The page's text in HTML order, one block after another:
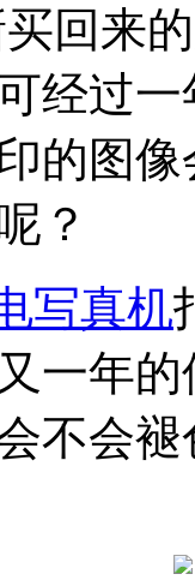
买回来
经过
的图
？
写真机
一年
不会